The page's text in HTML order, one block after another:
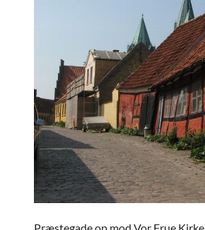
Præstegade op mod Vor Frue Kirke.